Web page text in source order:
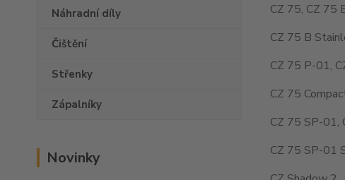
Náhradní díly
Čištění
Střenky
Zápalníky
Novinky
CZ 75, CZ 75
CZ 75 B
CZ 75 P-01,
CZ 75
CZ 75 SP-01,
CZ 75 SP-01